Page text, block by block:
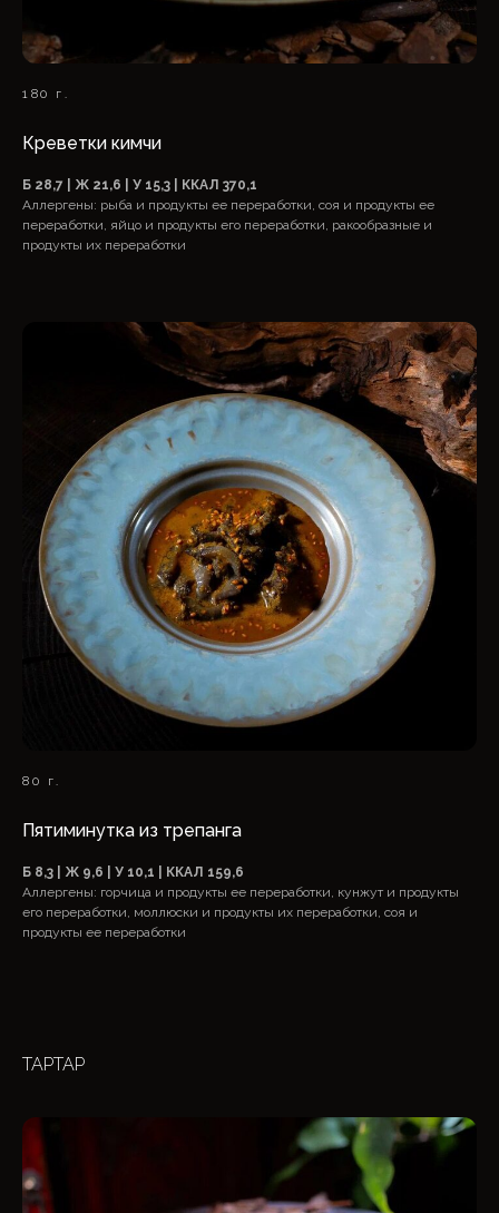
180 г.
Креветки кимчи
Б 28,7 | Ж 21,6 | У 15,3 | ККАЛ 370,1
Аллергены: рыба и продукты ее переработки, соя и продукты ее
переработки, яйцо и продукты его переработки, ракообразные и
продукты их переработки
80 г.
Пятиминутка из трепанга
Б 8,3 | Ж 9,6 | У 10,1 | ККАЛ 159,6
Аллергены: горчица и продукты ее переработки, кунжут и продукты
его переработки, моллюски и продукты их переработки, соя и
продукты ее переработки
ТАРТАР